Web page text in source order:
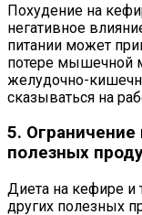
Похудение на
негативное
питании может
потере мышечной
желудочно-
сказываться на
5. Ограничение
полезных
Диета на кефире и
других полезных